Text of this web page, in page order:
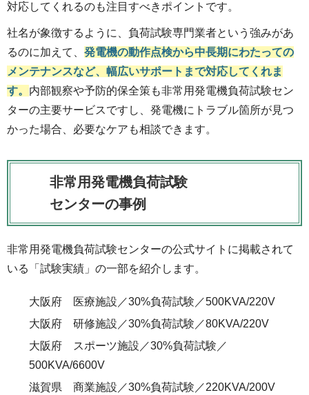
対応してくれるのも注目すべきポイントです。
社名が象徴するように、負荷試験専門業者という強みがあ
るのに加えて、 発電機の動作点検から中長期にわたっての
メンテナンスなど、幅広いサポートまで対応してくれま
す。 内部観察や予防的保全策も非常用発電機負荷試験セン
ターの主要サービスですし、発電機にトラブル箇所が見つ
かった場合、必要なケアも相談できます。
非常用発電機負荷試験
センターの事例
非常用発電機負荷試験センターの公式サイトに掲載されて
いる「試験実績」の一部を紹介します。
大阪府 医療施設／30%負荷試験／500KVA/220V
大阪府 研修施設／30%負荷試験／80KVA/220V
大阪府 スポーツ施設／30%負荷試験／
500KVA/6600V
滋賀県 商業施設／30%負荷試験／220KVA/200V